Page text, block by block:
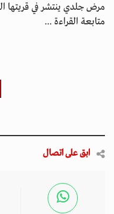
مرض جلدي ينتشر في قريتها
متابعة القراءة ...
ابق على اتصال